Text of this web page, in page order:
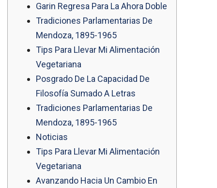
Garin Regresa Para La Ahora Doble
Tradiciones Parlamentarias De
Mendoza, 1895-1965
Tips Para Llevar Mi Alimentación
Vegetariana
Posgrado De La Capacidad De
Filosofía Sumado A Letras
Tradiciones Parlamentarias De
Mendoza, 1895-1965
Noticias
Tips Para Llevar Mi Alimentación
Vegetariana
Avanzando Hacia Un Cambio En